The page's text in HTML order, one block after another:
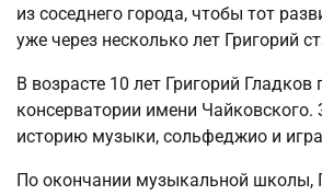
из соседнего города, чтобы тот
уже через несколько лет Григорий
В возрасте 10 лет Григорий
консерватории имени
историю музыки, сольфеджио и
По окончании музыкальной школы,